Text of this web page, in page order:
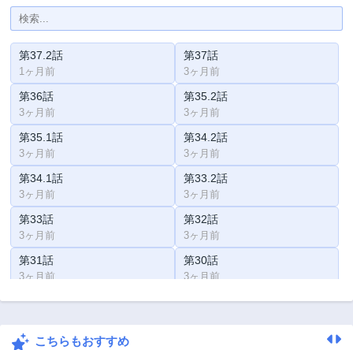
第37.2話
1ヶ月前
第37話
3ヶ月前
第36話
3ヶ月前
第35.2話
3ヶ月前
第35.1話
3ヶ月前
第34.2話
3ヶ月前
第34.1話
3ヶ月前
第33.2話
3ヶ月前
第33話
3ヶ月前
第32話
3ヶ月前
第31話
3ヶ月前
第30話
3ヶ月前
第29.2話 第29.1話
第28.5話
こちらもおすすめ